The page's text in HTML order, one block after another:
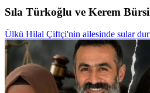
Sıla Türkoğlu ve Kerem
Ülkü Hilal Çiftçi'nin ailesinde sular